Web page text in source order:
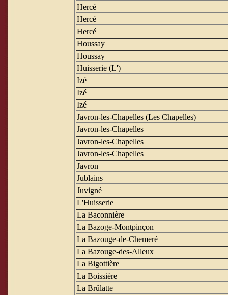
Hercé
Hercé
Hercé
Houssay
Houssay
Huisserie (L')
Izé
Izé
Izé
Javron-les-Chapelles (Les Chapelles)
Javron-les-Chapelles
Javron-les-Chapelles
Javron-les-Chapelles
Javron
Jublains
Juvigné
L'Huisserie
La Baconnière
La Bazoge-Montpinçon
La Bazouge-de-Chemeré
La Bazouge-des-Alleux
La Bigottière
La Boissière
La Brûlatte